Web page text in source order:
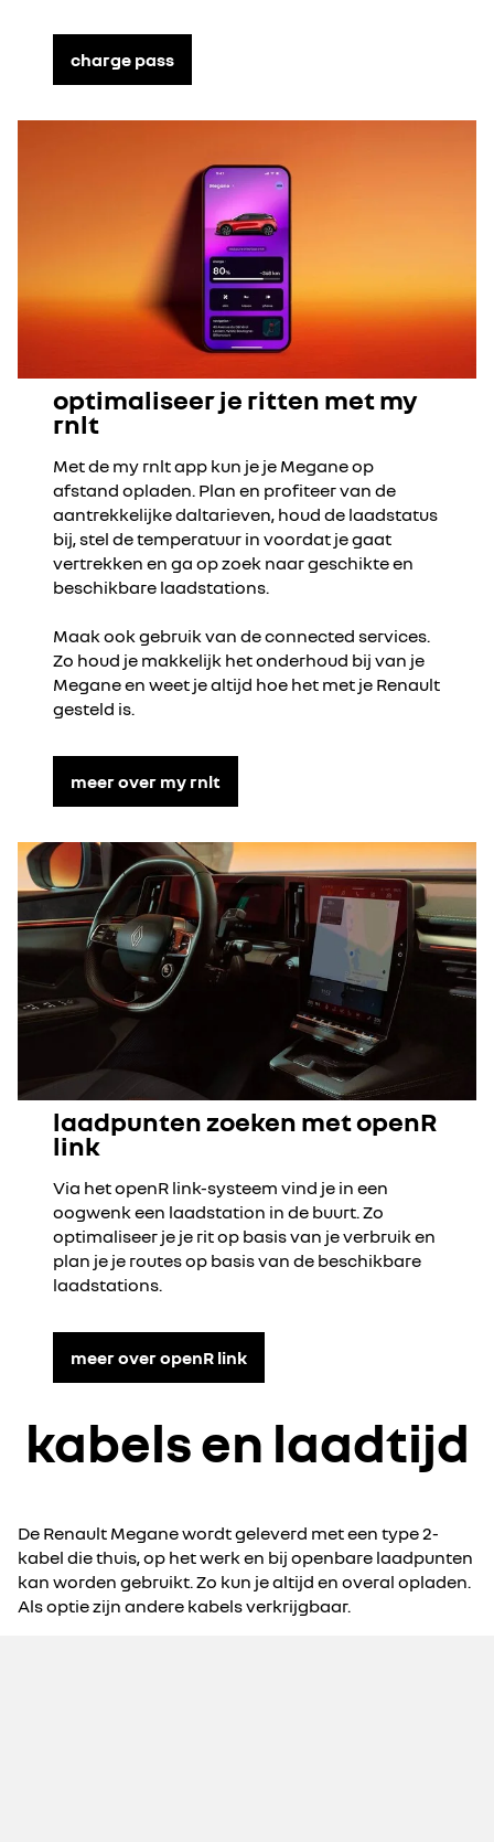
charge pass
optimaliseer je ritten met my
rnlt
Met de my rnlt app kun je je Megane op
afstand opladen. Plan en profiteer van de
aantrekkelijke daltarieven, houd de laadstatus
bij, stel de temperatuur in voordat je gaat
vertrekken en ga op zoek naar geschikte en
beschikbare laadstations.
Maak ook gebruik van de connected services.
Zo houd je makkelijk het onderhoud bij van je
Megane en weet je altijd hoe het met je Renault
gesteld is.
meer over my rnlt
laadpunten zoeken met openR
link
Via het openR link-systeem vind je in een
oogwenk een laadstation in de buurt. Zo
optimaliseer je je rit op basis van je verbruik en
plan je je routes op basis van de beschikbare
laadstations.
meer over openR link
kabels en laadtijd
De Renault Megane wordt geleverd met een type 2-
kabel die thuis, op het werk en bij openbare laadpunten
kan worden gebruikt. Zo kun je altijd en overal opladen.
Als optie zijn andere kabels verkrijgbaar.